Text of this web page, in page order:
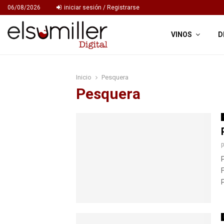
06/08/2026 iniciar sesión / Registrarse
VINOS
Inicio Pesquera
Pesquera